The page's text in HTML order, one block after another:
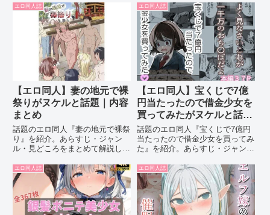
て解説します。
ンル・見どころをまとめて解説し
ます。
エロ同人誌
【エロ同人】妻の地元で裸
祭りがヌケルと話題｜内容
まとめ
話題のエロ同人『妻の地元で裸祭
り』を紹介。あらすじ・ジャン
ル・見どころをまとめて解説しま
エロ同人誌
【エロ同人】宝くじで7億
円当たったので借金少女を
買ってみたがヌケルと話題
｜内容まとめ
話題のエロ同人『宝くじで7億円
当たったので借金少女を買ってみ
た』を紹介。あらすじ・ジャン
す。
エロ同人誌 エロ同人誌